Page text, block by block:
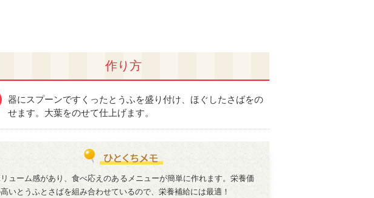
作り方
器にスプーンですくったとうふを盛り付け、ほぐしたさばをの
せます。大葉をのせて仕上げます。
ューム感があり、食べ応えのあるメニューが簡単に作れます。栄養価
いとうふとさばを組み合わせているので、栄養補給には最適！